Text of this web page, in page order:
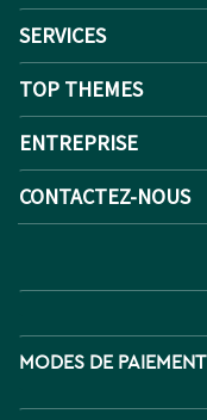
SERVICES
TOP THEMES
ENTREPRISE
CONTACTEZ-NOUS
MODES DE PAIEMENT